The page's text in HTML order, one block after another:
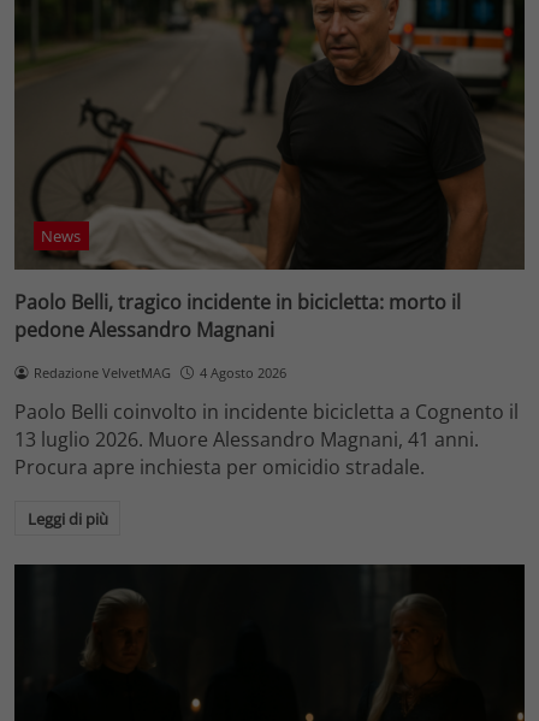
News
Paolo Belli, tragico incidente in bicicletta: morto il
pedone Alessandro Magnani
Redazione VelvetMAG 4 Agosto 2026
Paolo Belli coinvolto in incidente bicicletta a Cognento il
13 luglio 2026. Muore Alessandro Magnani, 41 anni.
Procura apre inchiesta per omicidio stradale.
Leggi di più